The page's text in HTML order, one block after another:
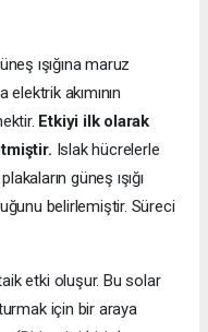
ışığına maruz
akımının
Etkiyi ilk olarak
Islak hücrelerle
güneş ışığı
belirlemiştir. Süreci
etki oluşur. Bu solar
için bir araya